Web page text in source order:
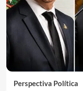
Perspectiva Política